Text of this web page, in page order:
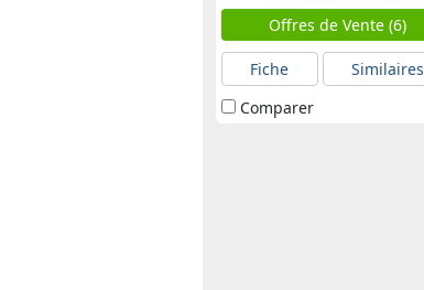
Offres de Vente (6)
Fiche
Similaires
Comparer